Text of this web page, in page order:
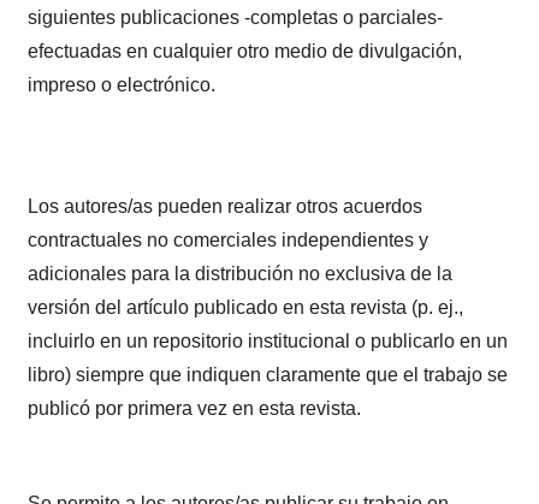
siguientes publicaciones -completas o parciales-
efectuadas en cualquier otro medio de divulgación,
impreso o electrónico.
Los autores/as pueden realizar otros acuerdos
contractuales no comerciales independientes y
adicionales para la distribución no exclusiva de la
versión del artículo publicado en esta revista (p. ej.,
incluirlo en un repositorio institucional o publicarlo en un
libro) siempre que indiquen claramente que el trabajo se
publicó por primera vez en esta revista.